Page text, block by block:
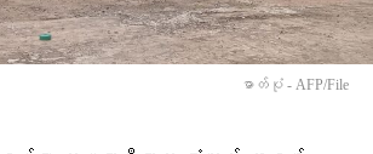
ဓာတ်ပုံ - AFP/File